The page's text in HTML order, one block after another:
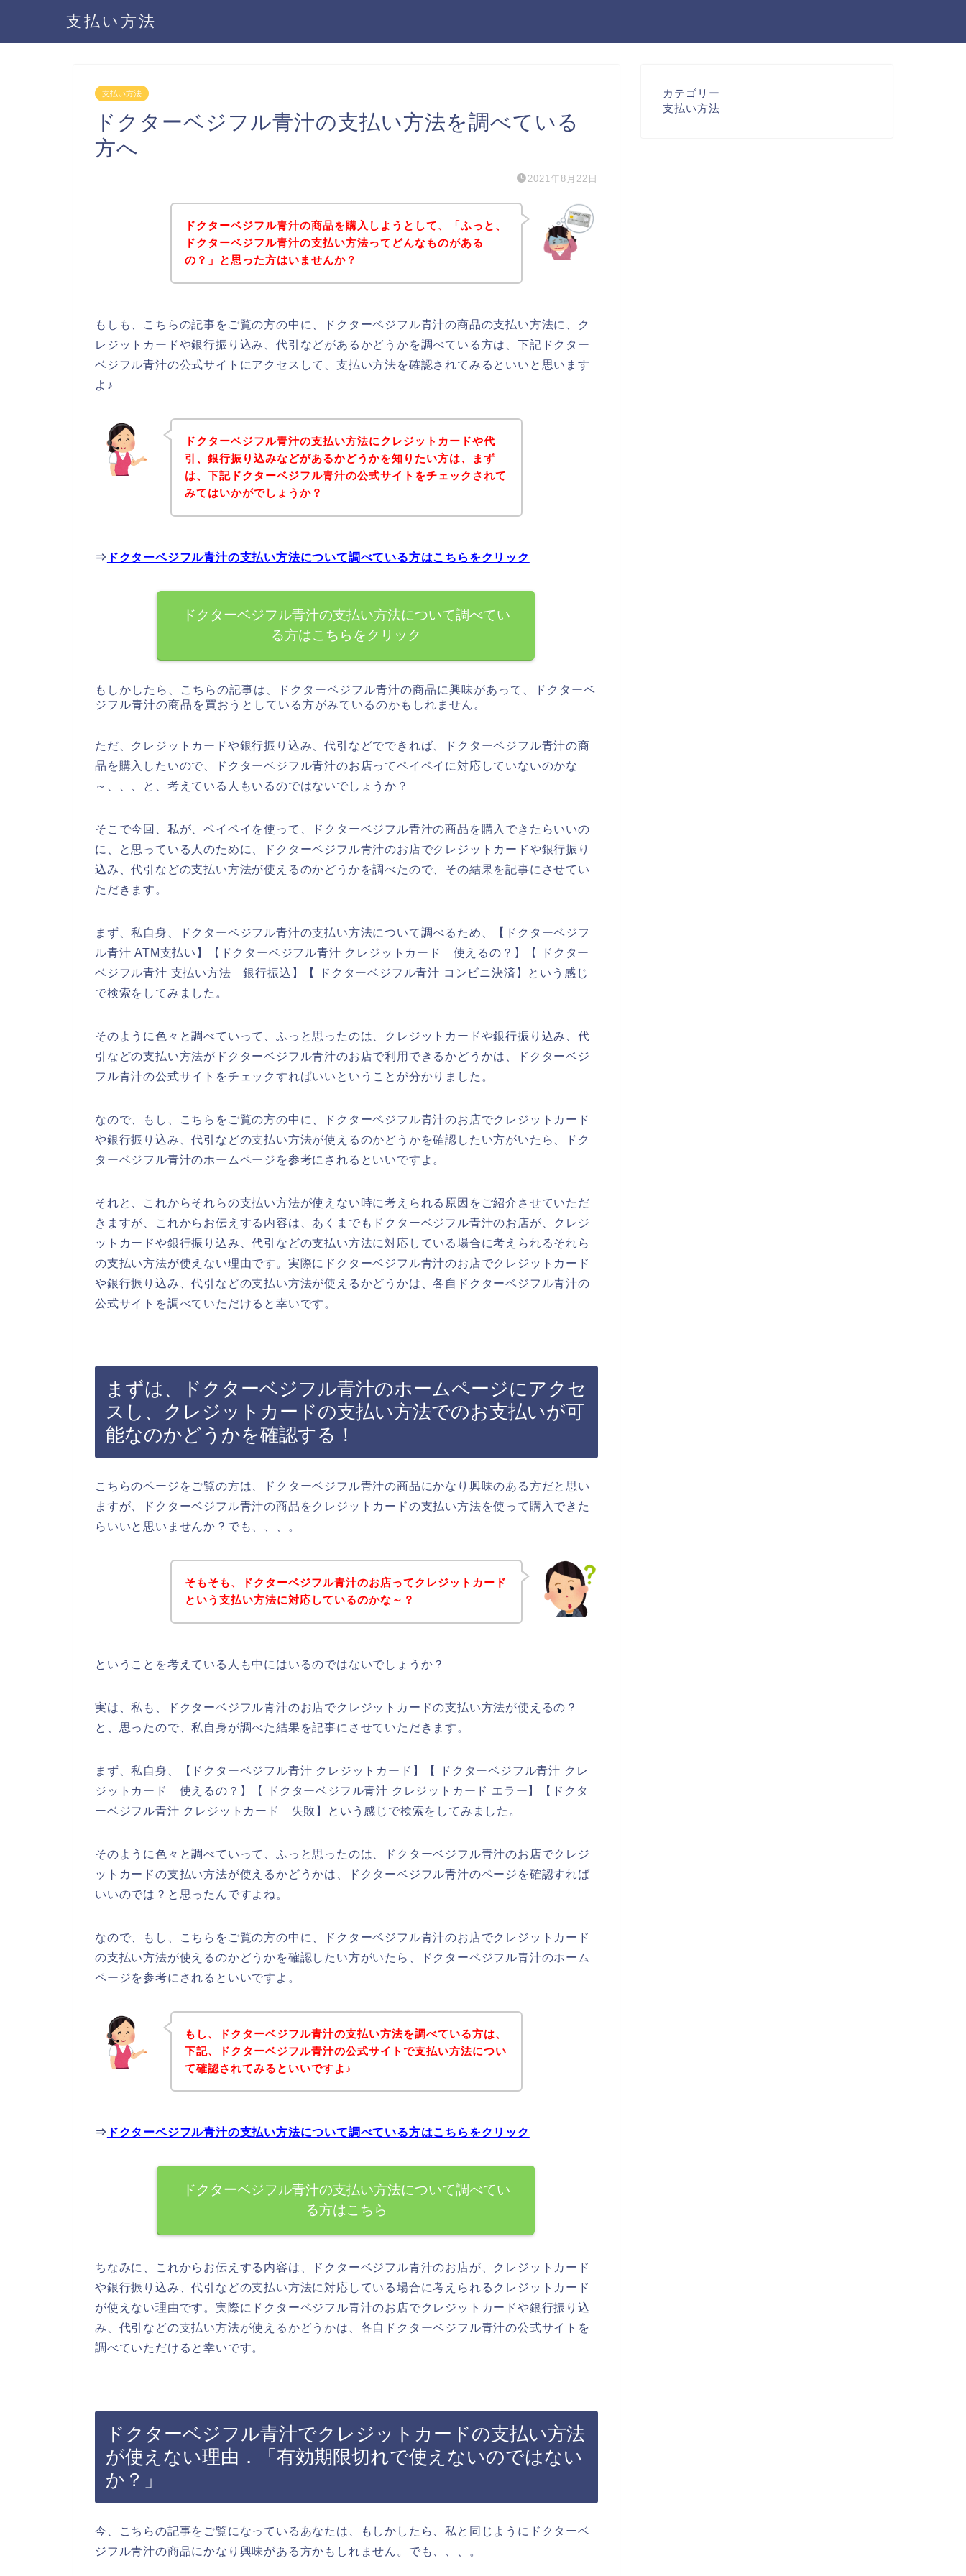
支払い方法
支払い方法
ドクターベジフル青汁の支払い方法を調べている
方へ
2021年8月22日
ドクターベジフル青汁の商品を購入しようとして、「ふっと、
ドクターベジフル青汁の支払い方法ってどんなものがある
の？」と思った方はいませんか？
もしも、こちらの記事をご覧の方の中に、ドクターベジフル青汁の商品の支払い方法に、ク
レジットカードや銀行振り込み、代引などがあるかどうかを調べている方は、下記ドクター
ベジフル青汁の公式サイトにアクセスして、支払い方法を確認されてみるといいと思います
よ♪
ドクターベジフル青汁の支払い方法にクレジットカードや代
引、銀行振り込みなどがあるかどうかを知りたい方は、まず
は、下記ドクターベジフル青汁の公式サイトをチェックされて
みてはいかがでしょうか？
⇒ ドクターベジフル青汁の支払い方法について調べている方はこちらをクリック
ドクターベジフル青汁の支払い方法について調べてい
る方はこちらをクリック
もしかしたら、こちらの記事は、ドクターベジフル青汁の商品に興味があって、ドクターベ
ジフル青汁の商品を買おうとしている方がみているのかもしれません。
ただ、クレジットカードや銀行振り込み、代引などでできれば、ドクターベジフル青汁の商
品を購入したいので、ドクターベジフル青汁のお店ってペイペイに対応していないのかな
～、、、と、考えている人もいるのではないでしょうか？
そこで今回、私が、ペイペイを使って、ドクターベジフル青汁の商品を購入できたらいいの
に、と思っている人のために、ドクターベジフル青汁のお店でクレジットカードや銀行振り
込み、代引などの支払い方法が使えるのかどうかを調べたので、その結果を記事にさせてい
ただきます。
まず、私自身、ドクターベジフル青汁の支払い方法について調べるため、【ドクターベジフ
ル青汁 ATM支払い】【ドクターベジフル青汁 クレジットカード 使えるの？】【 ドクター
ベジフル青汁 支払い方法 銀行振込】【 ドクターベジフル青汁 コンビニ決済】という感じ
で検索をしてみました。
そのように色々と調べていって、ふっと思ったのは、クレジットカードや銀行振り込み、代
引などの支払い方法がドクターベジフル青汁のお店で利用できるかどうかは、ドクターベジ
フル青汁の公式サイトをチェックすればいいということが分かりました。
なので、もし、こちらをご覧の方の中に、ドクターベジフル青汁のお店でクレジットカード
や銀行振り込み、代引などの支払い方法が使えるのかどうかを確認したい方がいたら、ドク
ターベジフル青汁のホームページを参考にされるといいですよ。
それと、これからそれらの支払い方法が使えない時に考えられる原因をご紹介させていただ
きますが、これからお伝えする内容は、あくまでもドクターベジフル青汁のお店が、クレジ
ットカードや銀行振り込み、代引などの支払い方法に対応している場合に考えられるそれら
の支払い方法が使えない理由です。実際にドクターベジフル青汁のお店でクレジットカード
や銀行振り込み、代引などの支払い方法が使えるかどうかは、各自ドクターベジフル青汁の
公式サイトを調べていただけると幸いです。
まずは、ドクターベジフル青汁のホームページにアクセ
スし、クレジットカードの支払い方法でのお支払いが可
能なのかどうかを確認する！
こちらのページをご覧の方は、ドクターベジフル青汁の商品にかなり興味のある方だと思い
ますが、ドクターベジフル青汁の商品をクレジットカードの支払い方法を使って購入できた
らいいと思いませんか？でも、、、。
そもそも、ドクターベジフル青汁のお店ってクレジットカード
という支払い方法に対応しているのかな～？
ということを考えている人も中にはいるのではないでしょうか？
実は、私も、ドクターベジフル青汁のお店でクレジットカードの支払い方法が使えるの？
と、思ったので、私自身が調べた結果を記事にさせていただきます。
まず、私自身、【ドクターベジフル青汁 クレジットカード】【 ドクターベジフル青汁 クレ
ジットカード 使えるの？】【 ドクターベジフル青汁 クレジットカード エラー】【ドクタ
ーベジフル青汁 クレジットカード 失敗】という感じで検索をしてみました。
そのように色々と調べていって、ふっと思ったのは、ドクターベジフル青汁のお店でクレジ
ットカードの支払い方法が使えるかどうかは、ドクターベジフル青汁のページを確認すれば
いいのでは？と思ったんですよね。
なので、もし、こちらをご覧の方の中に、ドクターベジフル青汁のお店でクレジットカード
の支払い方法が使えるのかどうかを確認したい方がいたら、ドクターベジフル青汁のホーム
ページを参考にされるといいですよ。
もし、ドクターベジフル青汁の支払い方法を調べている方は、
下記、ドクターベジフル青汁の公式サイトで支払い方法につい
て確認されてみるといいですよ♪
⇒ ドクターベジフル青汁の支払い方法について調べている方はこちらをクリック
ドクターベジフル青汁の支払い方法について調べてい
る方はこちら
ちなみに、これからお伝えする内容は、ドクターベジフル青汁のお店が、クレジットカード
や銀行振り込み、代引などの支払い方法に対応している場合に考えられるクレジットカード
が使えない理由です。実際にドクターベジフル青汁のお店でクレジットカードや銀行振り込
み、代引などの支払い方法が使えるかどうかは、各自ドクターベジフル青汁の公式サイトを
調べていただけると幸いです。
ドクターベジフル青汁でクレジットカードの支払い方法
が使えない理由．「有効期限切れで使えないのではない
か？」
今、こちらの記事をご覧になっているあなたは、もしかしたら、私と同じようにドクターベ
ジフル青汁の商品にかなり興味がある方かもしれません。でも、、、。
カテゴリー
支払い方法